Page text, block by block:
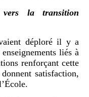
la transition
déploré il y a
liés à
renforçant cette
satisfaction,